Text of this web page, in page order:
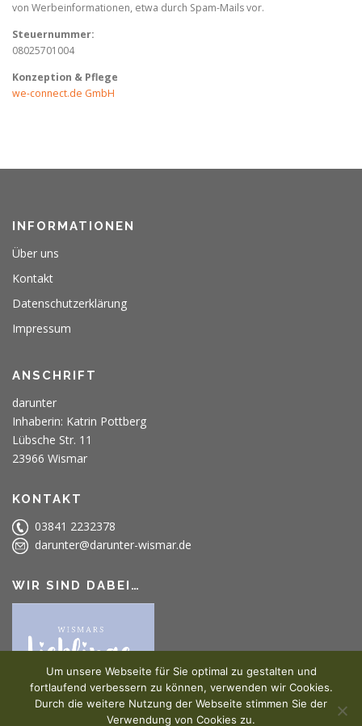
von Werbeinformationen, etwa durch Spam-Mails vor.
Steuernummer:
08025701004
Konzeption & Pflege
we-connect.de GmbH
INFORMATIONEN
Über uns
Kontakt
Datenschutzerklärung
Impressum
ANSCHRIFT
darunter
Inhaberin: Katrin Pottberg
Lübsche Str. 11
23966 Wismar
KONTAKT
03841 2232378
darunter@darunter-wismar.de
WIR SIND DABEI…
Um unsere Webseite für Sie optimal zu gestalten und
fortlaufend verbessern zu können, verwenden wir Cookies.
Durch die weitere Nutzung der Webseite stimmen Sie der
Verwendung von Cookies zu.